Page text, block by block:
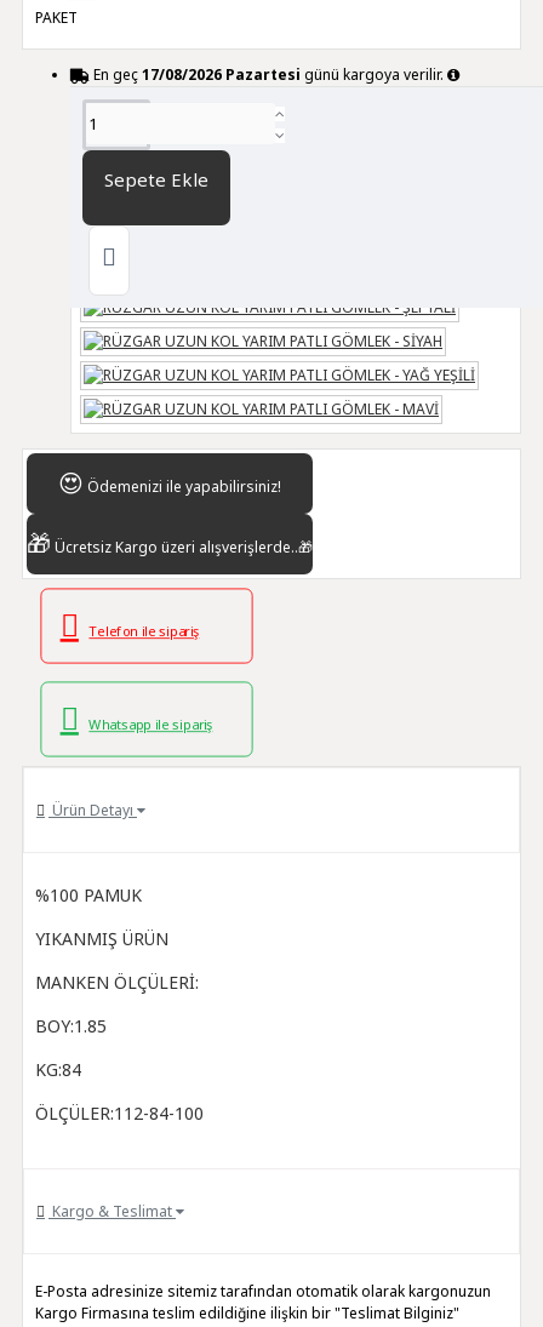
PAKET
En geç17/08/2026 Pazartesi günü kargoya verilir.
Sepete Ekle
DİĞER RENK SEÇENEKLERİ
😍 Ödemenizi ile yapabilirsiniz!
🎁 Ücretsiz Kargo üzeri alışverişlerde..🎁
Telefon ile sipariş
Whatsapp ile sipariş
Ürün Detayı
%100 PAMUK
YIKANMIŞ ÜRÜN
MANKEN ÖLÇÜLERİ:
BOY:1.85
KG:84
ÖLÇÜLER:112-84-100
Kargo & Teslimat
E-Posta adresinize sitemiz tarafından otomatik olarak kargonuzun
Kargo Firmasına teslim edildiğine ilişkin bir "Teslimat Bilginiz"